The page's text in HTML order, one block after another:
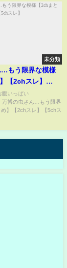
未分類
…もう限界な模様
【2chスレ】
腹いっぱい
万博の虫さん…もう限界
】【2chスレ】【5chス